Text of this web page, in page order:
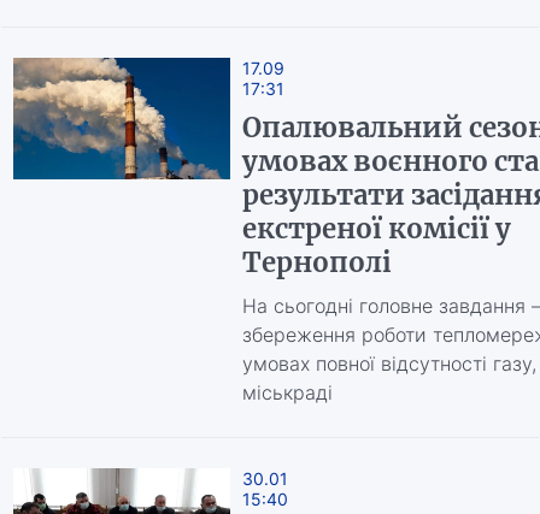
17.09
17:31
Опалювальний
умовах воєнного
результати
екстреної комісії у
Тернополі
На сьогодні головне завдання
збереження роботи
умовах повної відсутності
міськраді
30.01
15:40